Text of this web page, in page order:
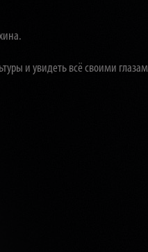
и увидеть всё своими